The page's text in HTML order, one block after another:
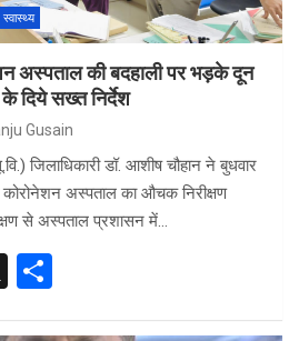
स्वास्थ्य
अस्पताल की बदहाली पर भड़के दून
दिये सख्त निर्देश
Gusain
जिलाधिकारी डॉ. आशीष चौहान ने बुधवार
अस्पताल का औचक निरीक्षण
से अस्पताल प्रशासन में…
X